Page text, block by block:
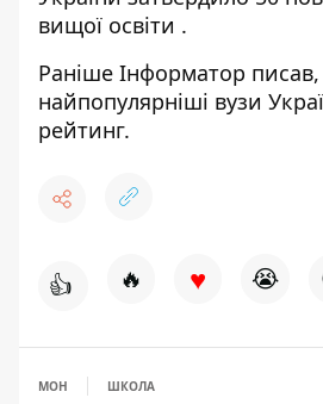
вищої освіти .
Раніше Інформатор
найпопулярніші вузи
рейтинг.
👍 🔥 ♥ 😭
МОН ШКОЛА